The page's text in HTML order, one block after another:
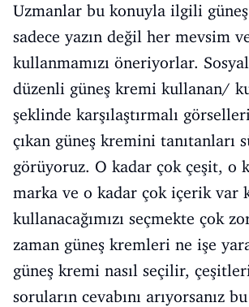
Uzmanlar bu konuyla ilgili
sadece yazın değil her mevsim
kullanmamızı öneriyorlar.
düzenli güneş kremi kullanan/
şeklinde karşılaştırmalı
çıkan güneş kremini tanıtanları
görüyoruz. O kadar çok çeşit, o
marka ve o kadar çok içerik var
kullanacağımızı seçmekte çok
zaman güneş kremleri ne işe
güneş kremi nasıl seçilir,
soruların cevabını arıyorsanız